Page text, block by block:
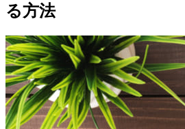
る方法